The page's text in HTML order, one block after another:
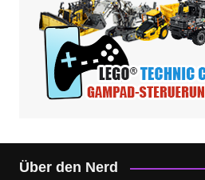
Über den Nerd